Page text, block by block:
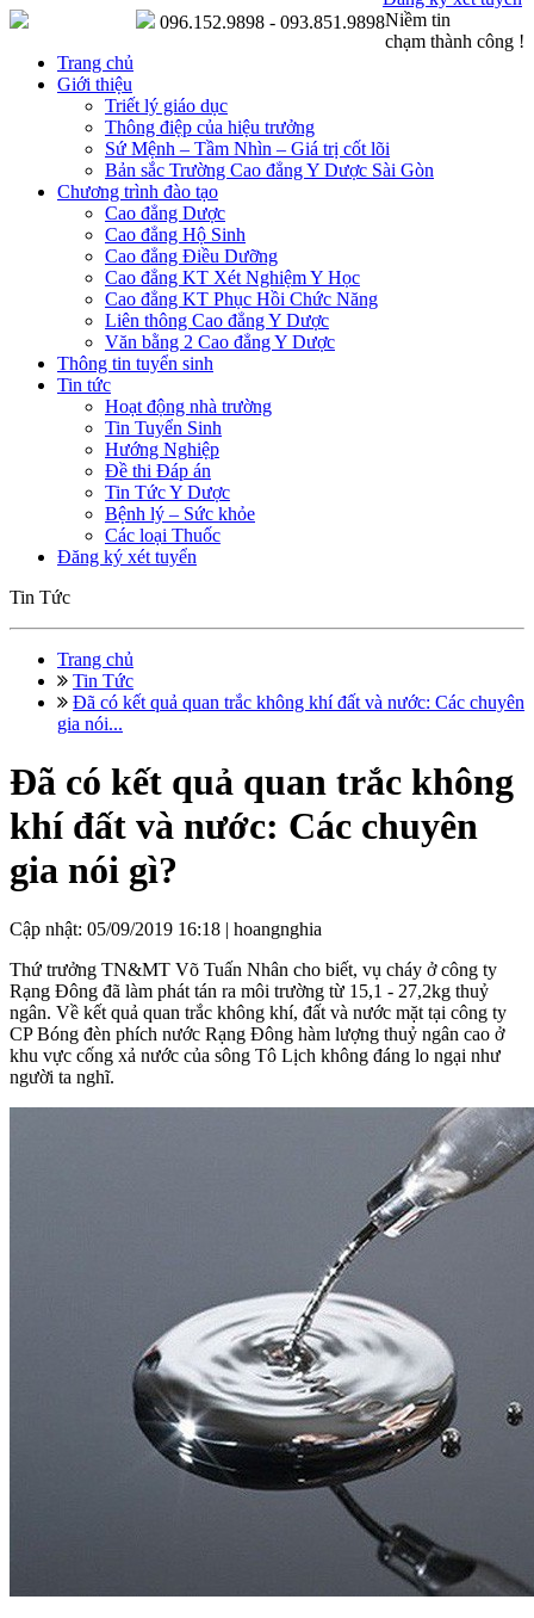
Niềm tin
chạm thành công !
096.152.9898 - 093.851.9898
Trang chủ
Giới thiệu
Triết lý giáo dục
Thông điệp của hiệu trưởng
Sứ Mệnh – Tầm Nhìn – Giá trị cốt lõi
Bản sắc Trường Cao đẳng Y Dược Sài Gòn
Chương trình đào tạo
Cao đẳng Dược
Cao đẳng Hộ Sinh
Cao đẳng Điều Dưỡng
Cao đẳng KT Xét Nghiệm Y Học
Cao đẳng KT Phục Hồi Chức Năng
Liên thông Cao đẳng Y Dược
Văn bằng 2 Cao đẳng Y Dược
Thông tin tuyển sinh
Tin tức
Hoạt động nhà trường
Tin Tuyển Sinh
Hướng Nghiệp
Đề thi Đáp án
Tin Tức Y Dược
Bệnh lý – Sức khỏe
Các loại Thuốc
Đăng ký xét tuyển
Tin Tức
Trang chủ
Tin Tức
Đã có kết quả quan trắc không khí đất và nước: Các chuyên
gia nói...
Đã có kết quả quan trắc không
khí đất và nước: Các chuyên
gia nói gì?
Cập nhật: 05/09/2019 16:18 | hoangnghia
Thứ trưởng TN&MT Võ Tuấn Nhân cho biết, vụ cháy ở công ty
Rạng Đông đã làm phát tán ra môi trường từ 15,1 - 27,2kg thuỷ
ngân. Về kết quả quan trắc không khí, đất và nước mặt tại công ty
CP Bóng đèn phích nước Rạng Đông hàm lượng thuỷ ngân cao ở
khu vực cống xả nước của sông Tô Lịch không đáng lo ngại như
người ta nghĩ.